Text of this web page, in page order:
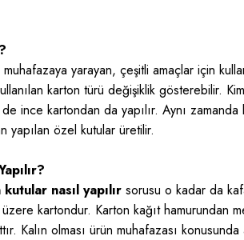
yarayan, çeşitli amaçlar için
karton türü değişiklik gösterebilir.
ince kartondan da yapılır. Aynı zamanda
yapılan özel kutular üretilir.
nasıl yapılır sorusu o kadar da
üzere kartondur. Karton kağıt hamurundan
Kalın olması ürün muhafazası